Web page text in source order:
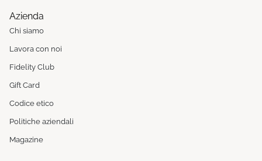
Azienda
Chi siamo
Lavora con noi
Fidelity Club
Gift Card
Codice etico
Politiche aziendali
Magazine